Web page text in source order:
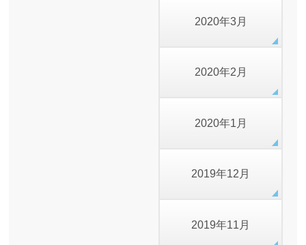
2020年3月
2020年2月
2020年1月
2019年12月
2019年11月